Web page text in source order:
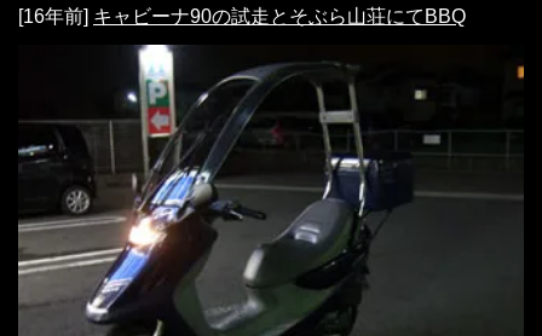
[16年前] キャビーナ90の試走とそぶら山荘にてBBQ